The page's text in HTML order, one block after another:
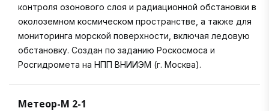
контроля озонового слоя и радиационной обстановки в
околоземном космическом пространстве, а также для
мониторинга морской поверхности, включая ледовую
обстановку. Создан по заданию Роскосмоса и
Росгидромета на НПП ВНИИЭМ (г. Москва).
Метеор-М 2-1